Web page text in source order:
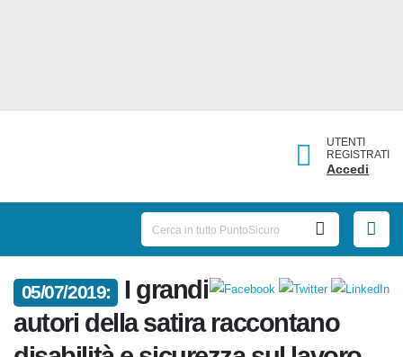
UTENTI
REGISTRATI
Accedi
05/07/2019:
I
grandi autori della satira